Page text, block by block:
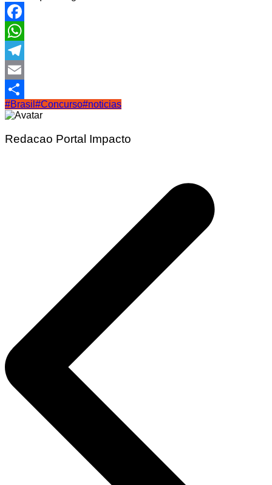
Facebook
WhatsApp
Telegram
Email
Share
#Brasil #Concurso#noticias
Redacao Portal Impacto